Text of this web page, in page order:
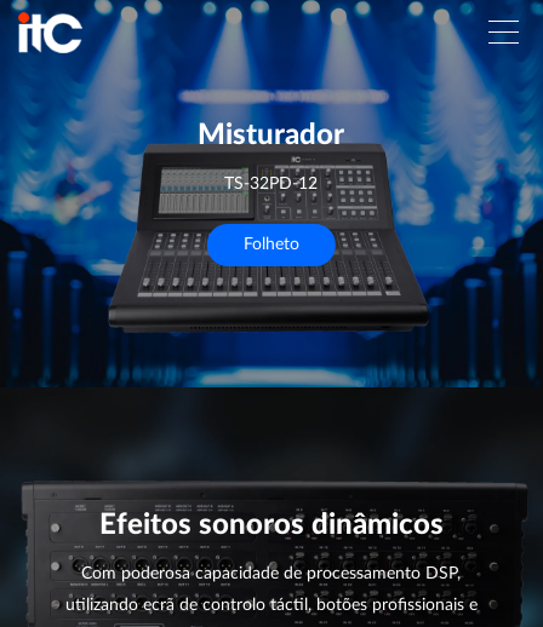
Misturador
TS-32PD-12
Folheto
Efeitos sonoros dinâmicos
Com poderosa capacidade de processamento DSP,
utilizando ecrã de controlo táctil, botões profissionais e